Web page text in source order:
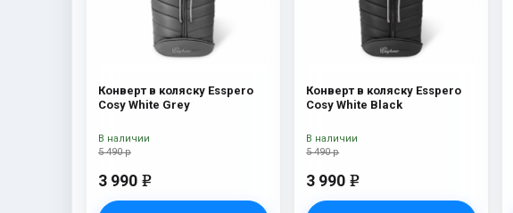
Конверт в коляску Esspero
Cosy White Grey
5 490 р
3 990 e
В наличии
Конверт в коляску Esspero
Cosy White Black
5 490 р
3 990 e
В наличии